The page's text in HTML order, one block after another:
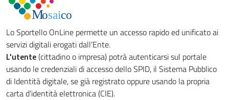
Lo Sportello OnLine permette un accesso rapido ed unificato ai
servizi digitali erogati dall’Ente.
L'utente(cittadino o impresa) potrà autenticarsi sul portale
usando le credenziali di accesso dello SPID, il Sistema Pubblico
di Identità digitale, se già registrato oppure usando la propria
carta d’identità elettronica (CIE).